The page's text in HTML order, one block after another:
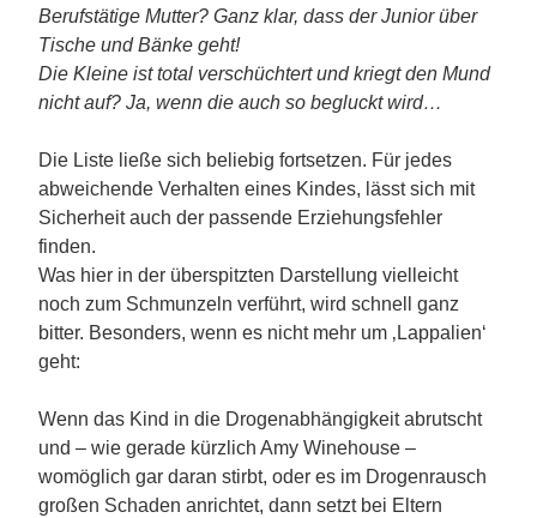
Berufstätige Mutter? Ganz klar, dass der Junior über
Tische und Bänke geht!
Die Kleine ist total verschüchtert und kriegt den Mund
nicht auf? Ja, wenn die auch so begluckt wird…
Die Liste ließe sich beliebig fortsetzen. Für jedes
abweichende Verhalten eines Kindes, lässt sich mit
Sicherheit auch der passende Erziehungsfehler
finden.
Was hier in der überspitzten Darstellung vielleicht
noch zum Schmunzeln verführt, wird schnell ganz
bitter. Besonders, wenn es nicht mehr um ‚Lappalien‘
geht:
Wenn das Kind in die Drogenabhängigkeit abrutscht
und – wie gerade kürzlich Amy Winehouse –
womöglich gar daran stirbt, oder es im Drogenrausch
großen Schaden anrichtet, dann setzt bei Eltern